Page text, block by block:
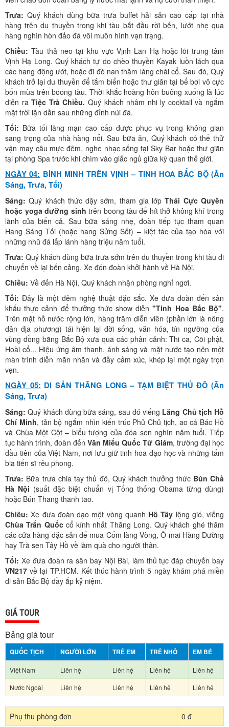
Trưa: Quý khách dùng bữa trưa buffet hải sản cao cấp tại nhà
hàng trên du thuyền trong khi tàu bắt đầu rời bến, lướt nhẹ qua
hàng nghìn hòn đảo đá vôi muôn hình vạn trạng.
Chiều: Tàu thả neo tại khu vực Vịnh Lan Hạ hoặc lõi trung tâm
Vịnh Hạ Long. Quý khách tự do chèo thuyền Kayak luồn lách qua
các hang động ướt, hoặc đi đò nan thăm làng chài cổ. Sau đó, Quý
khách trở lại du thuyền để tắm biển hoặc thư giãn tại bể bơi vô cực
bốn mùa trên boong tàu. Thời khắc hoàng hôn buông xuống là lúc
diễn raTiệc Trà Chiều. Quý khách nhâm nhi ly cocktail và ngắm
mặt trời lặn dần sau những đỉnh núi đá.
Tối: Bữa tối lãng mạn cao cấp được phục vụ trong không gian
sang trọng của nhà hàng nổi. Sau bữa ăn, Quý khách có thể thử
vận may câu mực đêm, nghe nhạc sống tại Sky Bar hoặc thư giãn
tại phòng Spa trước khi chìm vào giấc ngủ giữa kỳ quan thế giới.
NGÀY 04: BÌNH MINH TRÊN VỊNH – TINH HOA BẮC BỘ (Ăn
Sáng, Trưa, Tối)
Sáng: Quý khách thức dậy sớm, tham gia lớpThái Cực Quyền
hoặc yoga dưỡng sinhtrên boong tàu để hít thở không khí trong
lành của biển cả. Sau bữa sáng nhẹ, đoàn tiếp tục tham quan
Hang Sáng Tối (hoặc hang Sửng Sốt) – kiệt tác của tạo hóa với
những nhũ đá lấp lánh hàng triệu năm tuổi.
Trưa: Quý khách dùng bữa trưa sớm trên du thuyền trong khi tàu di
chuyển về lại bến cảng. Xe đón đoàn khởi hành về Hà Nội.
Chiều: Về đến Hà Nội, Quý khách nhận phòng nghỉ ngơi.
Tối: Đây là một đêm nghệ thuật đặc sắc. Xe đưa đoàn đến sân
khấu thực cảnh để thưởng thức show diễn"Tinh Hoa Bắc Bộ".
Trên mặt hồ nước rộng lớn, hàng trăm diễn viên (phần lớn là nông
dân địa phương) tái hiện lại đời sống, văn hóa, tín ngưỡng của
vùng đồng bằng Bắc Bộ xưa qua các phân cảnh: Thi ca, Cõi phật,
Hoài cổ... Hiệu ứng âm thanh, ánh sáng và mặt nước tạo nên một
màn trình diễn mãn nhãn và đầy cảm xúc, khép lại một ngày trọn
vẹn.
NGÀY 05: DI SẢN THĂNG LONG – TẠM BIỆT THỦ ĐÔ (Ăn
Sáng, Trưa)
Sáng: Quý khách dùng bữa sáng, sau đó viếng Lăng Chủ tịch Hồ
Chí Minh, tản bộ ngắm nhìn kiến trúc Phủ Chủ tịch, ao cá Bác Hồ
và Chùa Một Cột – biểu tượng của đóa sen nghìn năm tuổi. Tiếp
tục hành trình, đoàn đến Văn Miếu Quốc Tử Giám, trường đại học
đầu tiên của Việt Nam, nơi lưu giữ tinh hoa đạo học và những tấm
bia tiến sĩ rêu phong.
Trưa: Bữa trưa chia tay thủ đô, Quý khách thưởng thức Bún Chả
Hà Nội (suất đặc biệt chuẩn vị Tổng thống Obama từng dùng)
hoặc Bún Thang thanh tao.
Chiều: Xe đưa đoàn dạo một vòng quanh Hồ Tây lộng gió, viếng
Chùa Trấn Quốccổ kính nhất Thăng Long. Quý khách ghé thăm
các cửa hàng đặc sản để mua Cốm làng Vòng, Ô mai Hàng Đường
hay Trà sen Tây Hồ về làm quà cho người thân.
Tối: Xe đưa đoàn ra sân bay Nội Bài, làm thủ tục đáp chuyến bay
VN217 về lại TP.HCM. Kết thúc hành trình 5 ngày khám phá miền
di sản Bắc Bộ đầy ắp kỷ niệm.
GIÁ TOUR
Bảng giá tour
QUỐC TỊCH NGƯỜI LỚN TRẺ EM TRẺ NHỎ EM BÉ
Việt Nam Liên hệ Liên hệ Liên hệ
Liên hệ
Nước Ngoài
Liên hệ Liên hệ Liên hệ Liên hệ
Phụ thu phòng đơn 0 đ